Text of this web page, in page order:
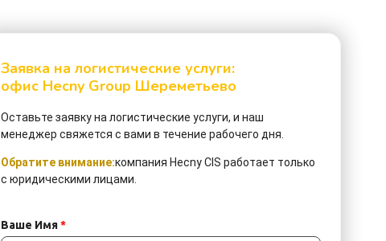
Заявка на логистические услуги:
офис Hecny Group Шереметьево
Оставьте заявку на логистические услуги, и наш
менеджер свяжется с вами в течение рабочего дня.
Обратите внимание:компания Hecny CIS работает только
с юридическими лицами.
Ваше Имя*